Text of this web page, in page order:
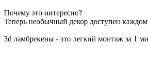
Почему это интересно?
Теперь необычный декор доступен
3d ламбрекены - это легкий монтаж за 1